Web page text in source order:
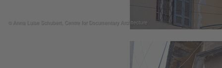
© Anna Luise Schubert, Centre for Documentary Architecture